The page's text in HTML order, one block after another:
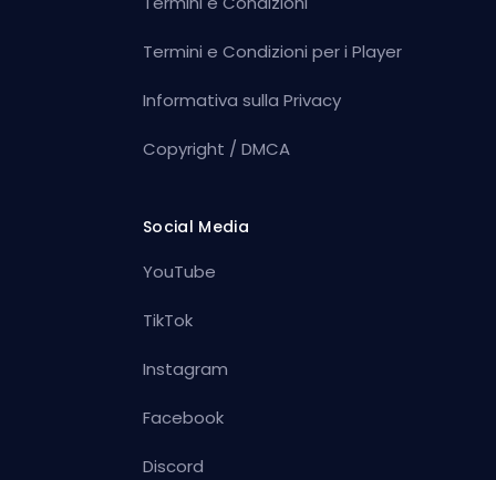
Termini e Condizioni per i Player
Informativa sulla Privacy
Copyright / DMCA
Social Media
YouTube
TikTok
Instagram
Facebook
Discord